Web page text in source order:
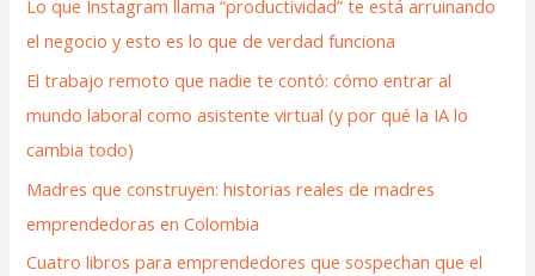
Lo que Instagram llama “productividad” te está arruinando
el negocio y esto es lo que de verdad funciona
El trabajo remoto que nadie te contó: cómo entrar al
mundo laboral como asistente virtual (y por qué la IA lo
cambia todo)
Madres que construyen: historias reales de madres
emprendedoras en Colombia
Cuatro libros para emprendedores que sospechan que el